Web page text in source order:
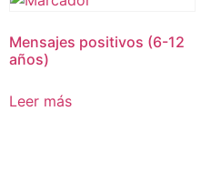
Mensajes positivos (6-12
años)
Leer más